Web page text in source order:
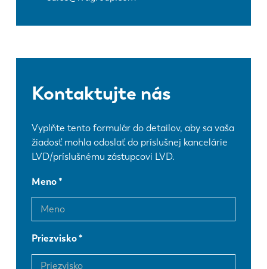
Kontaktujte nás
Vyplňte tento formulár do detailov, aby sa vaša
žiadosť mohla odoslať do príslušnej kancelárie
LVD/príslušnému zástupcovi LVD.
Meno
Priezvisko